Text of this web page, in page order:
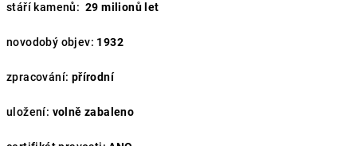
stáří kamenů: 29 milionů let
novodobý objev: 1932
zpracování: přírodní
uložení: volně zabaleno